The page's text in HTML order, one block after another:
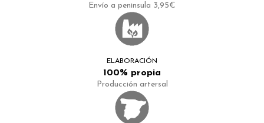
Envío a peninsula 3,95€
ELABORACIÓN
100% propia
Producción artersal